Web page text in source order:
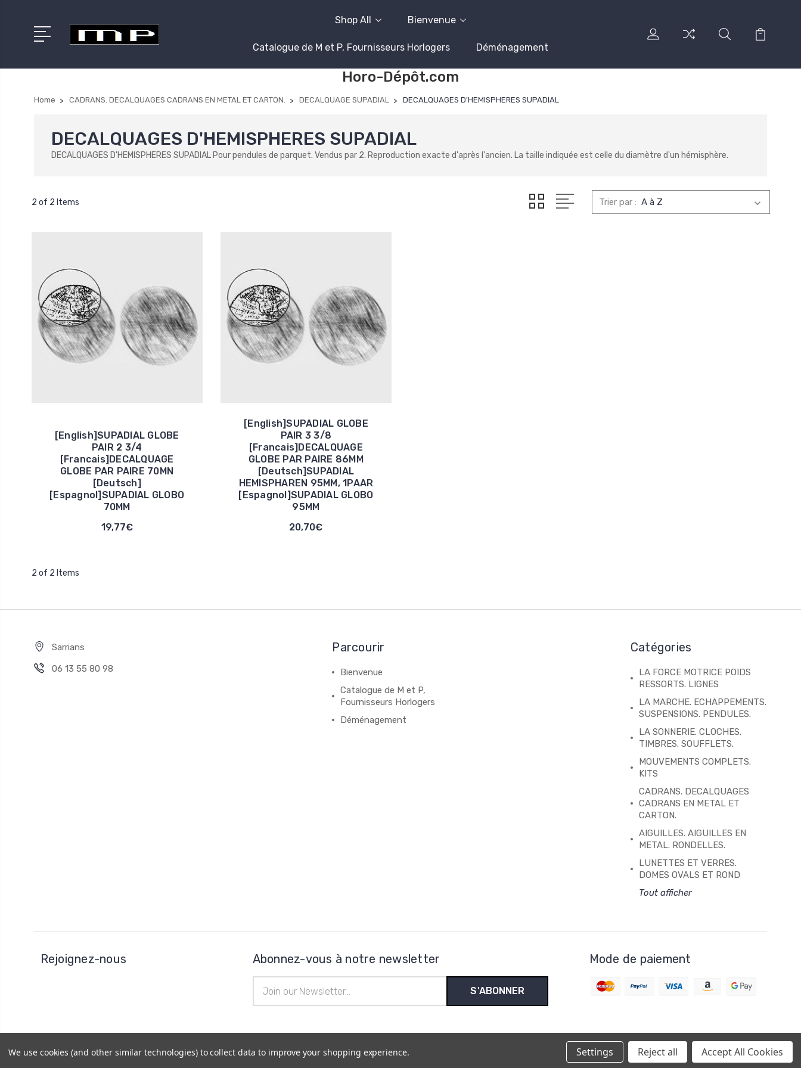
Shop All Bienvenue
Catalogue de M et P, Fournisseurs Horlogers Déménagement
Horo-Dépôt.com
Home CADRANS. DECALQUAGES CADRANS EN METAL ET CARTON. DECALQUAGE SUPADIAL DECALQUAGES D'HEMISPHERES SUPADIAL
DECALQUAGES D'HEMISPHERES SUPADIAL
DECALQUAGES D'HEMISPHERES SUPADIAL Pour pendules de parquet. Vendus par 2. Reproduction exacte d'après l'ancien. La taille indiquée est celle du diamètre d'un hémisphère.
2 of 2 Items Trier par :
[English]SUPADIAL GLOBE
PAIR 2 3/4
[Francais]DECALQUAGE
GLOBE PAR PAIRE 70MN
[Deutsch]
[Espagnol]SUPADIAL GLOBO
70MM
19,77€
[English]SUPADIAL GLOBE
PAIR 3 3/8
[Francais]DECALQUAGE
GLOBE PAR PAIRE 86MM
[Deutsch]SUPADIAL
HEMISPHAREN 95MM, 1PAAR
[Espagnol]SUPADIAL GLOBO
95MM
20,70€
2 of 2 Items
Sarrians
06 13 55 80 98
Parcourir
Bienvenue
Catalogue de M et P,
Fournisseurs Horlogers
Déménagement
Catégories
LA FORCE MOTRICE POIDS
RESSORTS. LIGNES
LA MARCHE. ECHAPPEMENTS.
SUSPENSIONS. PENDULES.
LA SONNERIE. CLOCHES.
TIMBRES. SOUFFLETS.
MOUVEMENTS COMPLETS.
KITS
CADRANS. DECALQUAGES
CADRANS EN METAL ET
CARTON.
AIGUILLES. AIGUILLES EN
METAL. RONDELLES.
LUNETTES ET VERRES.
DOMES OVALS ET ROND
Tout afficher
Rejoignez-nous Abonnez-vous à notre newsletter
mail
Mode de paiement
Horo Depôt
We use cookies (and other similar technologies) to collect data to improve your shopping experience. Settings Reject all Accept All Cookies